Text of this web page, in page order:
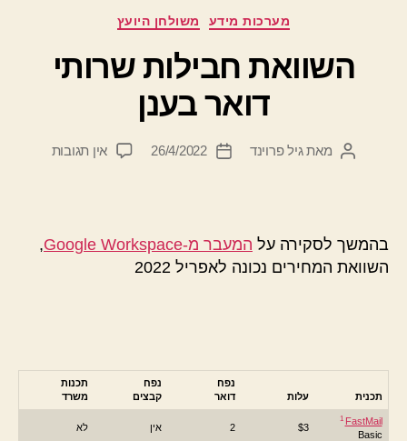
קטגוריות מערכות מידע משולחן היועץ
השוואת חבילות שרותי
דואר בענן
המחבר
מאתגיל פרוינד
תאריך26/4/2022 אין תגובותעל
בענן
בהמשך לסקירה על המעבר מ-Google Workspace
,
השוואת המחירים נכונה לאפריל 2022
תכנית עלות
נפח
דואר
נפח
קבצים
תכנות
משרד
1 FastMail
Basic
$3
2 אין לא